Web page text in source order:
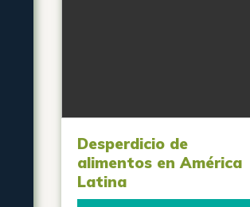
Desperdicio de
alimentos en América
Latina